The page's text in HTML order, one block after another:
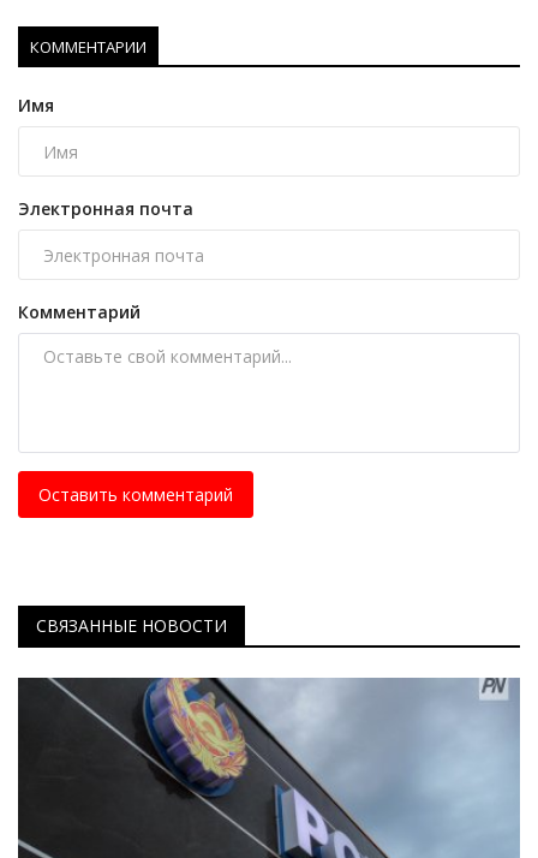
КОММЕНТАРИИ
Имя
Электронная почта
Комментарий
Оставить комментарий
СВЯЗАННЫЕ НОВОСТИ